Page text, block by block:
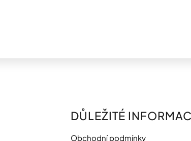
DŮLEŽITÉ
Obchodní podmínky